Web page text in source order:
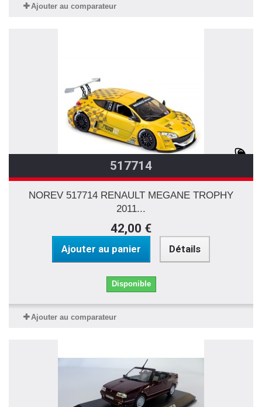
Ajouter au comparateur
517714
NOREV 517714 RENAULT MEGANE TROPHY
2011...
42,00 €
Ajouter au panier Détails
Disponible
Ajouter au comparateur